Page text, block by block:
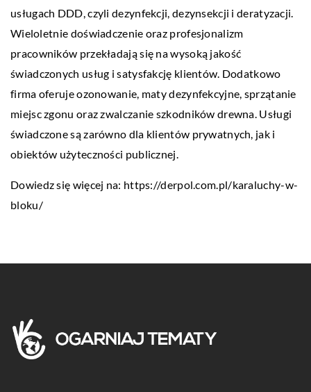
usługach DDD, czyli dezynfekcji, dezynsekcji i deratyzacji.
Wieloletnie doświadczenie oraz profesjonalizm
pracowników przekładają się na wysoką jakość
świadczonych usług i satysfakcję klientów. Dodatkowo
firma oferuje ozonowanie, maty dezynfekcyjne, sprzątanie
miejsc zgonu oraz zwalczanie szkodników drewna. Usługi
świadczone są zarówno dla klientów prywatnych, jak i
obiektów użyteczności publicznej.
Dowiedz się więcej na: https://derpol.com.pl/karaluchy-w-
bloku/